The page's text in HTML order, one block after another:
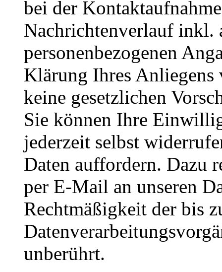
bei der
Nachrichtenverlauf inkl.
personenbezogenen
Klärung Ihres Anliegens
keine gesetzlichen
Sie können Ihre
jederzeit selbst
Daten auffordern. Dazu
per E-Mail an unseren
Rechtmäßigkeit der bis
unberührt.